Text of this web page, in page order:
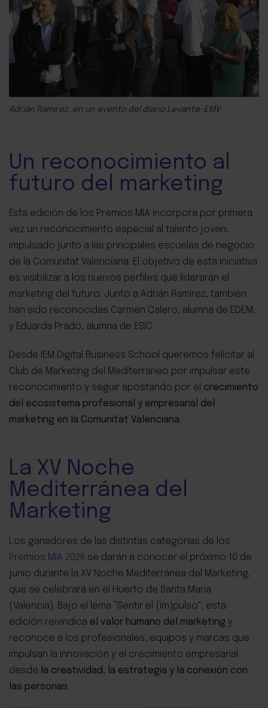
Adrián Ramírez, en un evento del diario Levante-EMV
Un reconocimiento al
futuro del marketing
Esta edición de los Premios MIA incorpora por primera
vez un reconocimiento especial al talento joven,
impulsado junto a las principales escuelas de negocio
de la Comunitat Valenciana. El objetivo de esta iniciativa
es visibilizar a los nuevos perfiles que liderarán el
marketing del futuro. Junto a Adrián Ramírez, también
han sido reconocidas Carmen Calero, alumna de EDEM,
y Eduarda Prado, alumna de ESIC.
Desde IEM Digital Business School queremos felicitar al
Club de Marketing del Mediterráneo por impulsar este
reconocimiento y seguir apostando por el crecimiento
del ecosistema profesional y empresarial del
marketing en la Comunitat Valenciana.
La XV Noche
Mediterránea del
Marketing
Los ganadores de las distintas categorías de los
Premios MIA 2026 se darán a conocer el próximo 10 de
junio durante la XV Noche Mediterránea del Marketing,
que se celebrará en el Huerto de Santa María
(Valencia). Bajo el lema “Sentir el (im)pulso”, esta
edición reivindica el valor humano del marketing y
reconoce a los profesionales, equipos y marcas que
impulsan la innovación y el crecimiento empresarial
desde la creatividad, la estrategia y la conexión con
las personas.